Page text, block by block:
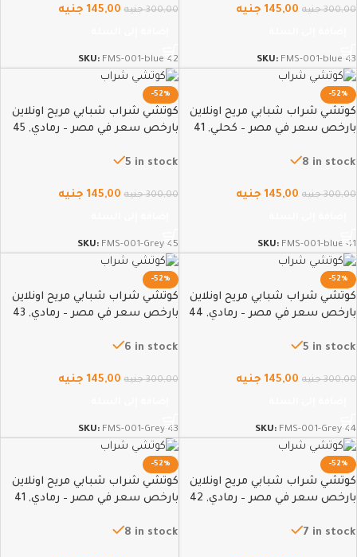
300,00 جنيه 145,00 جنيه
SKU: FMS-001-blue-43
300,00 جنيه 145,00 جنيه
SKU: FMS-001-blue-42
-52%
كوتشي شراب شبابي مريح اونلاين
بارخص سعر في مصر – كحلي, 41
8 in stock
300,00 جنيه 145,00 جنيه
SKU: FMS-001-blue-41
-52%
كوتشي شراب شبابي مريح اونلاين
بارخص سعر في مصر – رمادي, 45
5 in stock
300,00 جنيه 145,00 جنيه
SKU: FMS-001-Grey-45
-52%
كوتشي شراب شبابي مريح اونلاين
بارخص سعر في مصر – رمادي, 44
5 in stock
300,00 جنيه 145,00 جنيه
SKU: FMS-001-Grey-44
-52%
كوتشي شراب شبابي مريح اونلاين
بارخص سعر في مصر – رمادي, 43
6 in stock
300,00 جنيه 145,00 جنيه
SKU: FMS-001-Grey-43
-52%
كوتشي شراب شبابي مريح اونلاين
بارخص سعر في مصر – رمادي, 42
7 in stock
-52%
كوتشي شراب شبابي مريح اونلاين
بارخص سعر في مصر – رمادي, 41
8 in stock